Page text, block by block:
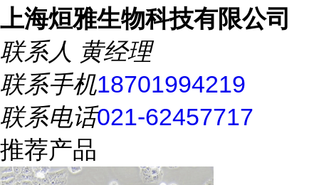
上海烜雅生物科技有限公司
联系人 黄经理
联系手机18701994219
联系电话021-62457717
推荐产品